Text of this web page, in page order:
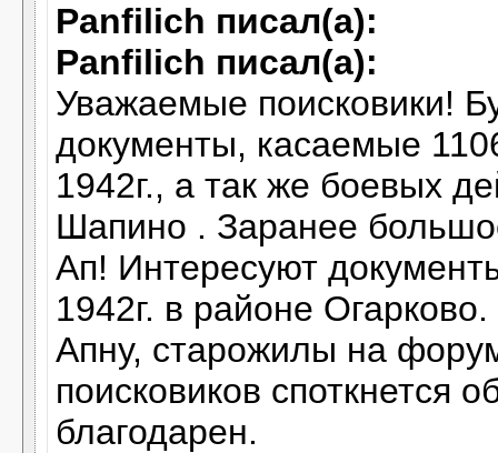
Panfilich писал(а):
Panfilich писал(а):
Уважаемые поисковики!
документы, касаемые
1942г., а так же боевых
Шапино . Заранее
Ап! Интересуют
1942г. в районе Огарково.
Апну, старожилы на
поисковиков споткнется
благодарен.